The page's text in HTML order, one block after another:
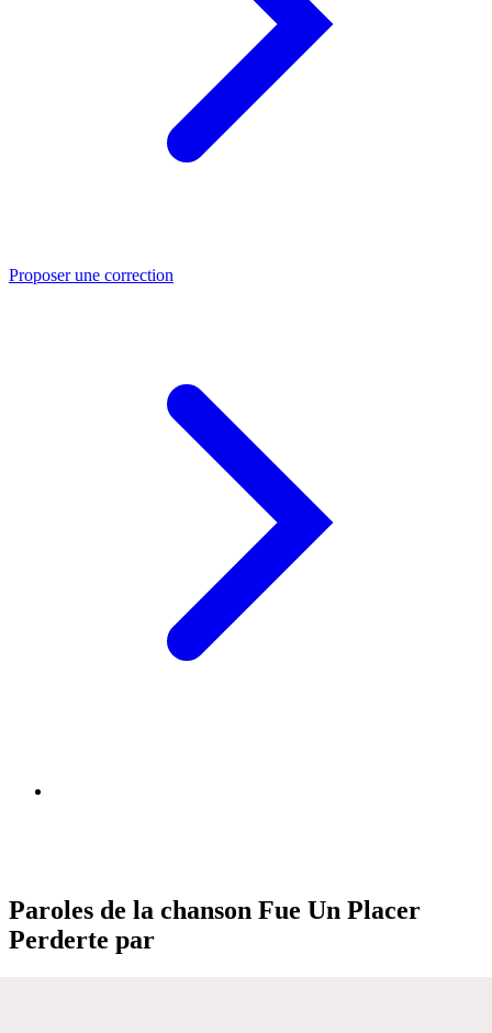
Proposer une correction
Paroles de la chanson Fue Un Placer
Perderte par